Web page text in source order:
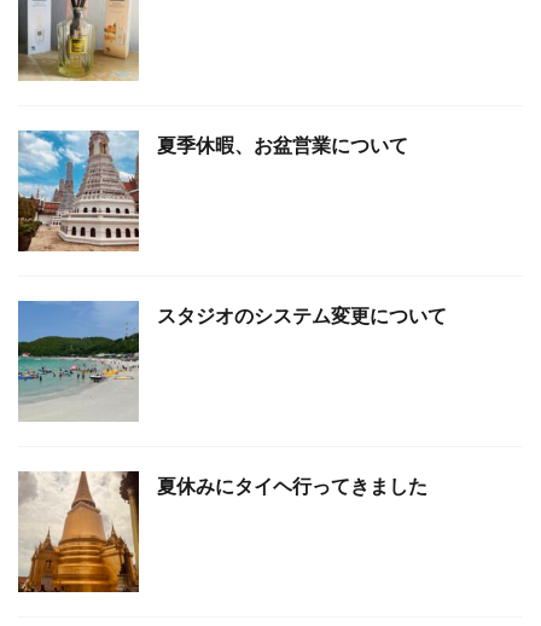
夏季休暇、お盆営業について
スタジオのシステム変更について
夏休みにタイヘ行ってきました